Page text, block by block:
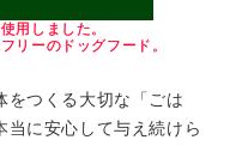
用しました。
リーのドッグフード。
をつくる大切な「ごは
当に安心して与え続けら